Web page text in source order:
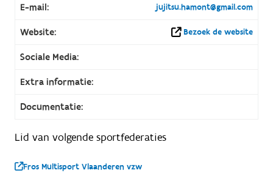
E-mail: jujitsu.hamont@gmail.com
Website: Bezoek de website
Sociale Media:
Extra informatie:
Documentatie:
Lid van volgende sportfederaties
Fros Multisport Vlaanderen vzw